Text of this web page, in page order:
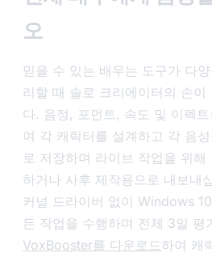
오
믿을 수 있는 배우는 도구가 다
리할 때 솔로 크리에이터의 손이
다. 음정, 포먼트, 속도 및 이펙
여 각 캐릭터를 설계하고 각 음
로 저장하며 라이브 작업을 위해
하거나 사후 제작용으로 내보내
커널 드라이버 없이 Windows
든 작업을 수행하며 전체 3일 평
VoxBooster를 다운로드 하여 캐